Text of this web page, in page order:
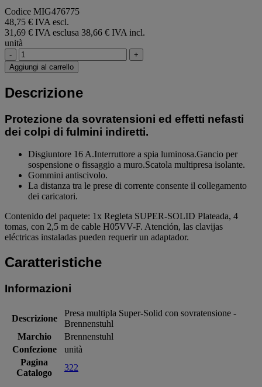
Codice MIG476775
48,75 € IVA escl.
31,69 € IVA esclusa 38,66 € IVA incl.
unità
-
+
Aggiungi al carrello
Descrizione
Protezione da sovratensioni ed effetti nefasti
dei colpi di fulmini indiretti.
Disgiuntore 16 A.Interruttore a spia luminosa.Gancio per
sospensione o fissaggio a muro.Scatola multipresa isolante.
Gommini antiscivolo.
La distanza tra le prese di corrente consente il collegamento
dei caricatori.
Contenido del paquete: 1x Regleta SUPER-SOLID Plateada, 4
tomas, con 2,5 m de cable H05VV-F. Atención, las clavijas
eléctricas instaladas pueden requerir un adaptador.
Caratteristiche
Informazioni
Descrizione
Presa multipla Super-Solid con sovratensione -
Brennenstuhl
Marchio
Brennenstuhl
Confezione
unità
Pagina
Catalogo
322